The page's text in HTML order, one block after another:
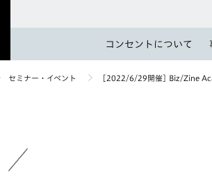
コンセントについて
セミナー・イベント [2022/6/29開催] Biz/Zine